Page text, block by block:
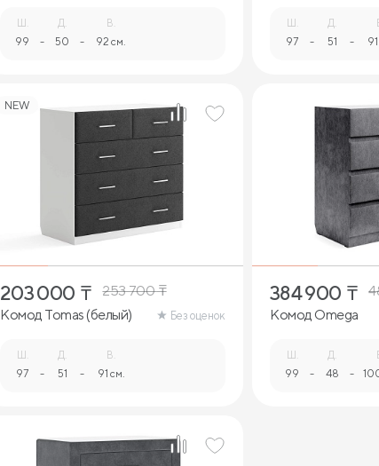
Ш.
99 -
Д.
50 -
В.
92 см.
Ш.
97 -
Д.
51 -
NEW
203 000 ₸ 253 700₸
Комод Tomas (белый)
Без оценок
Ш.
97 -
Д.
51 -
В.
91 см.
384 900 ₸
Комод Omega
Ш.
99 -
Д.
48 -